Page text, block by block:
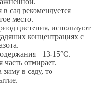
сад рекомендуется
место.
цветения, используют
концентрациях с
+13-15°С.
часть отмирает.
зиму в саду, то